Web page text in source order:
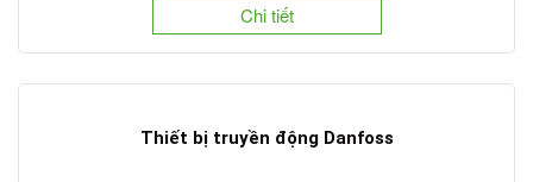
Chi tiết
Thiết bị truyền động Danfoss